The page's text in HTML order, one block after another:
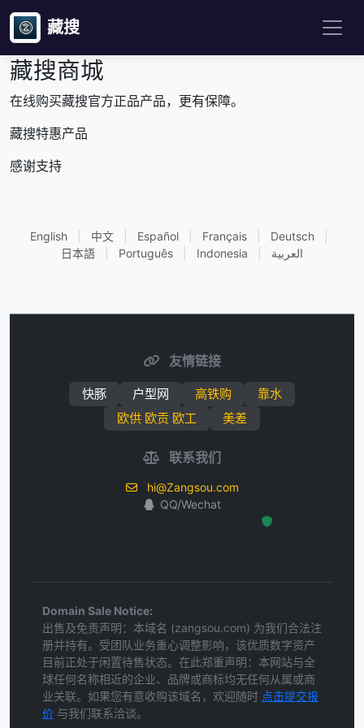
藏搜
藏搜商城
在线购买藏搜官方正品产品，更有保障。
藏搜特惠产品
感谢支持
English 中文 Español Français Deutsch
日本語
Português Indonesia العربية
友情链接
快豚 户型网 高铁购
靠水
欧供 欧贡 欧工
美差
联系我们
hi@Zangsou.com
QQ/Wechat
Domain Sale Notice:
出售及免责声明：本域名 (zangsou.com) 为我们合法注
册并持有。受团队业务重心调整影响，该优质数字资产
目前正处于闲置待售状态。在此郑重声明：本网站与全
球任何名称相近的企业、品牌或商标均无任何从属或商
业关联。如果您有意收购该域名，欢迎随时 点击提交报
价 与我们联系洽谈。